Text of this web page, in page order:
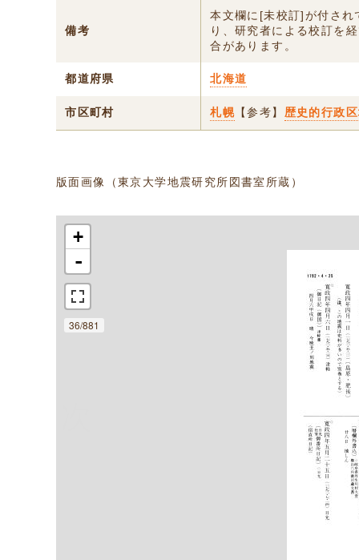
備考
本文欄に[未校訂]が付され
り、研究者による校訂を
合があります。
都道府県 北海道
市区町村 札幌 【参考】 歴史的行政
版面画像（東京大学地震研究所図書室所蔵）
+
-
36/881